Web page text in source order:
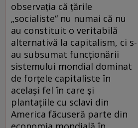
observaţia că ţările
„socialiste“ nu numai că nu
au constituit o veritabilă
alternativă la capitalism, ci s-
au subsumat funcţionării
sistemului mondial dominat
de forţele capitaliste în
acelaşi fel în care şi
plantaţiile cu sclavi din
America făcuseră parte din